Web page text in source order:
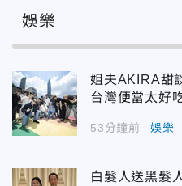
娛樂
姐夫AKIRA甜
台灣便當太好
53分鐘前 娛樂
白髮人送黑髮